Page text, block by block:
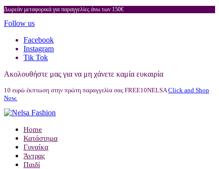
Δωρεάν μεταφορικά για παραγγελίες άνω των 150€
Follow us
Facebook
Instagram
Tik Tok
Ακολουθήστε μας για να μη χάνετε καμία ευκαιρία
10 ευρώ έκπτωση στην πρώτη παραγγελία σας FREE10NELSAClick and Shop
Now.
Home
Κατάστημα
Γυναίκα
Άντρας
Παιδί